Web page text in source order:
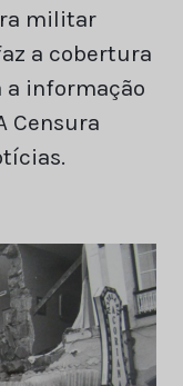
militar
a cobertura
a informação
Censura